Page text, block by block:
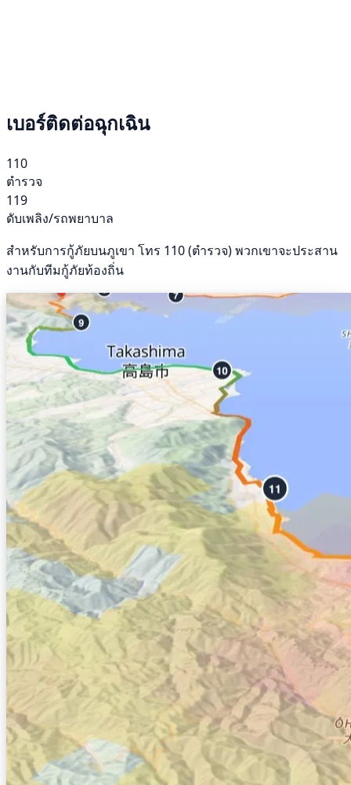
เบอร์ติดต่อฉุกเฉิน
110
ตำรวจ
119
ดับเพลิง/รถพยาบาล
สำหรับการกู้ภัยบนภูเขา โทร 110 (ตำรวจ) พวกเขาจะประสาน
งานกับทีมกู้ภัยท้องถิ่น